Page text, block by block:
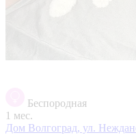
Беспородная
1 мес.
Дом Волгоград, ул.